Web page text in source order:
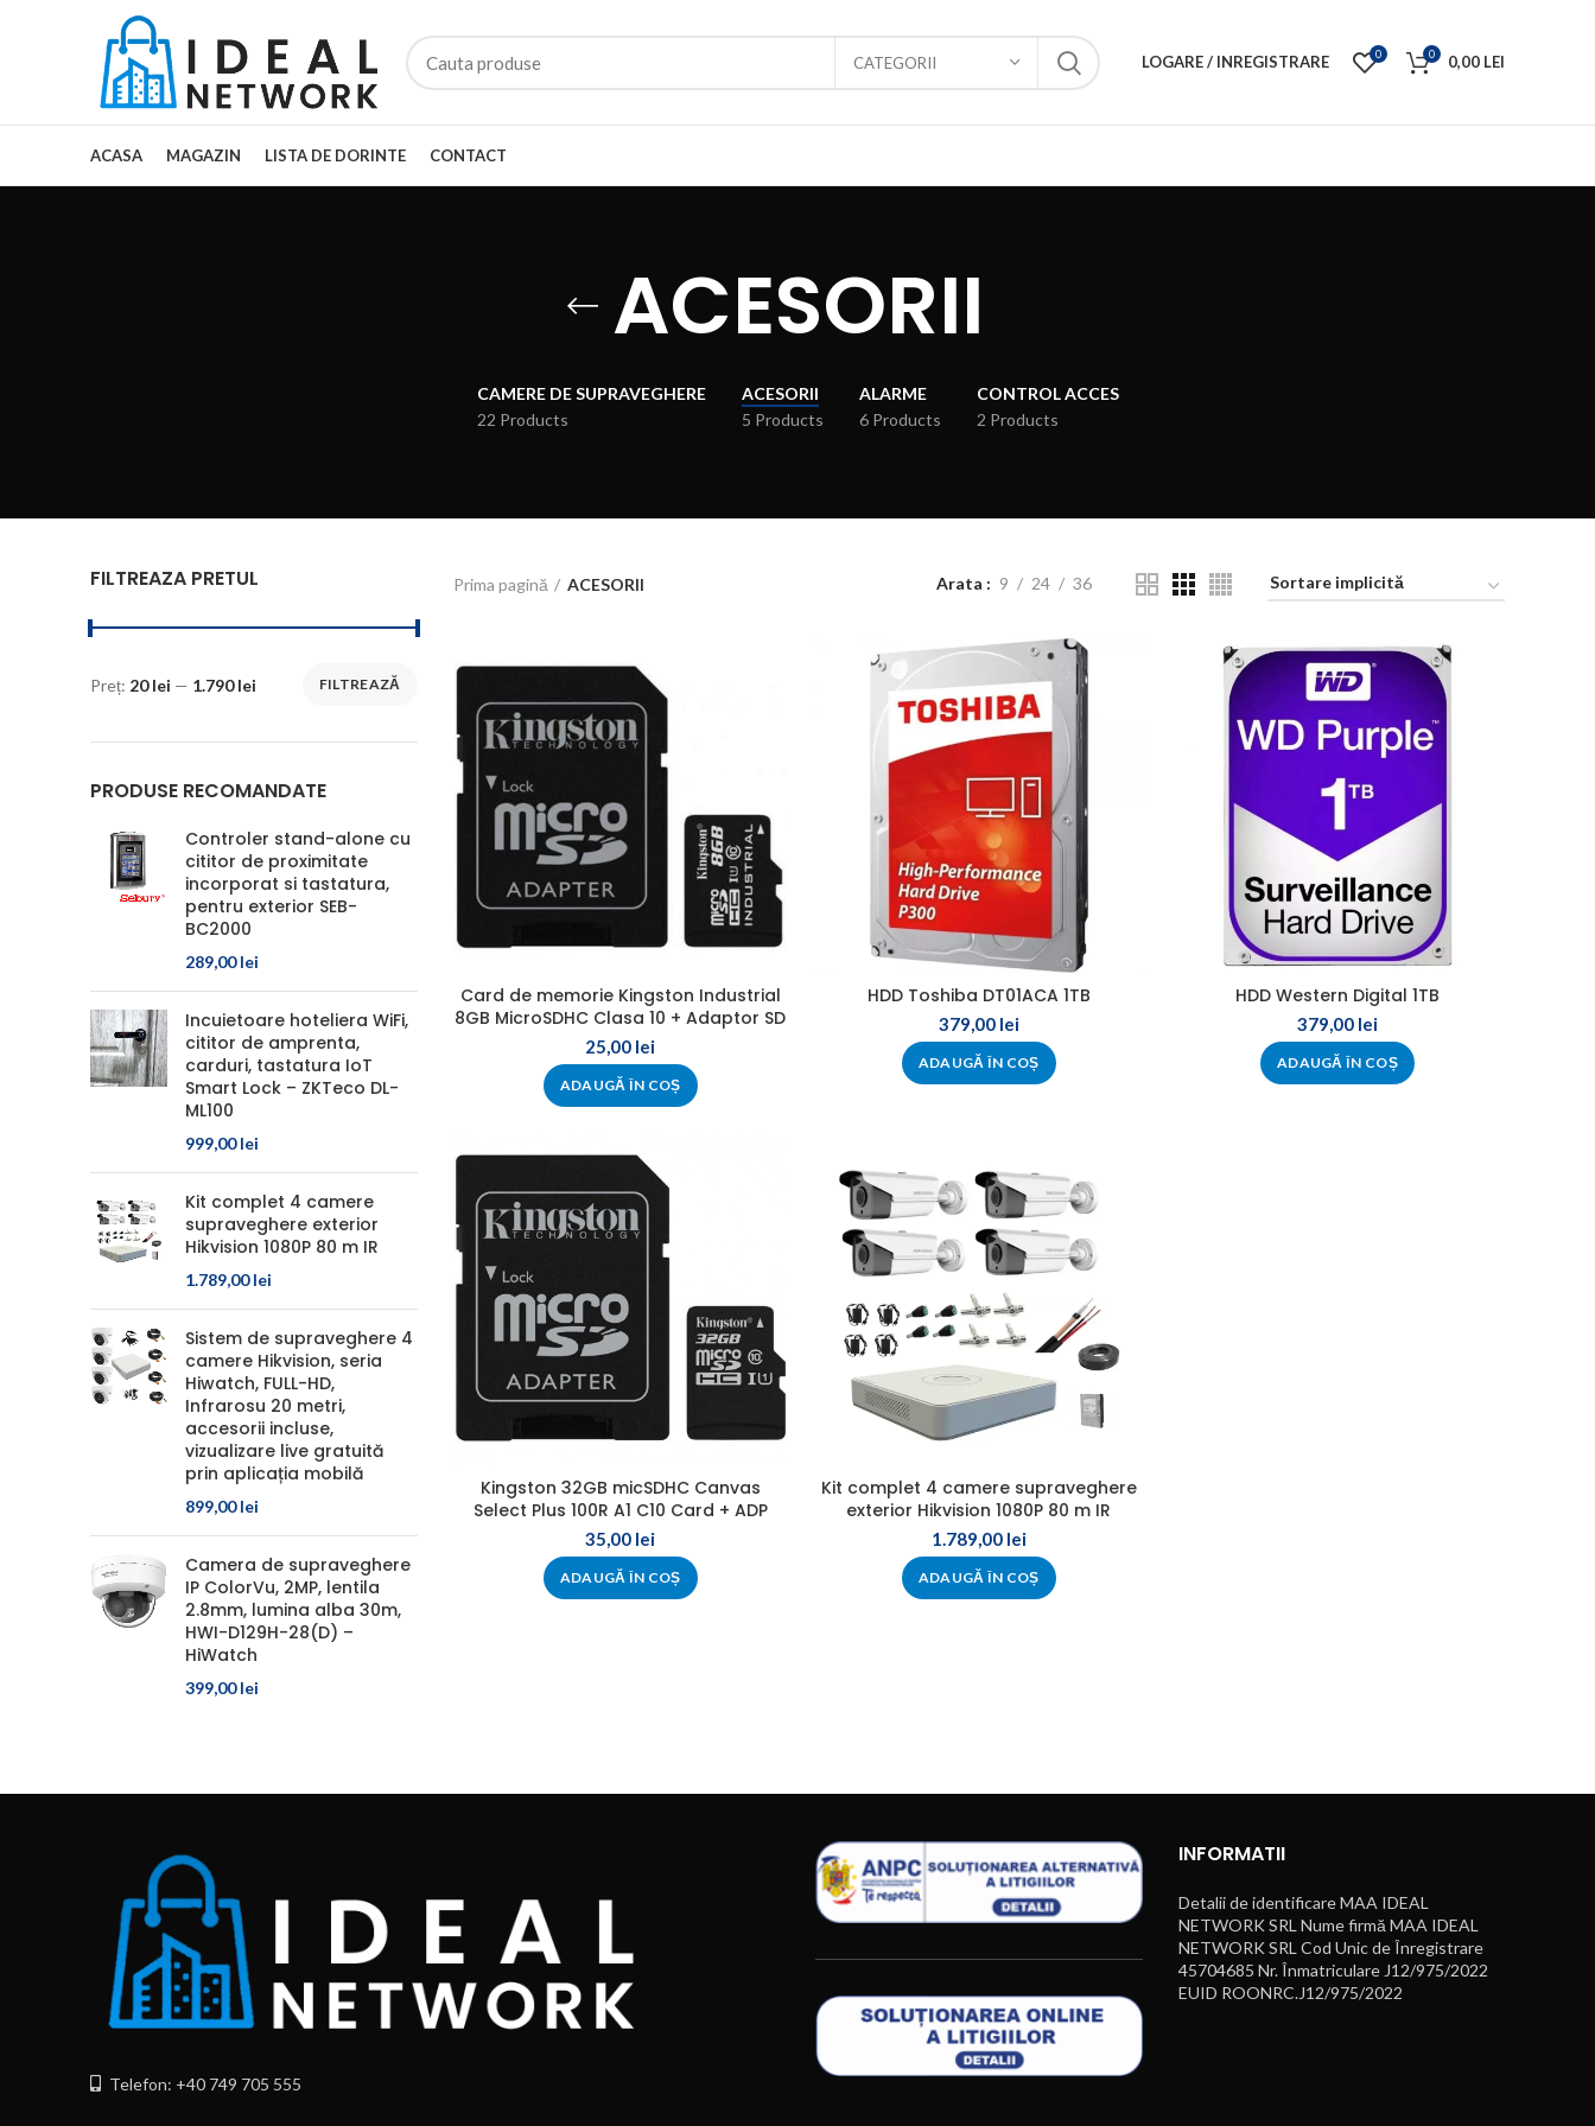
CATEGORII LOGARE / INREGISTRARE 0 0 0,00 LEI
ACASA MAGAZIN LISTA DE DORINTE CONTACT
ACESORII
CAMERE DE SUPRAVEGHERE
22 Products
ACESORII
5 Products
ALARME
6 Products
CONTROL ACCES
2 Products
FILTREAZA PRETUL
FILTREAZĂ
Preț: 20 lei — 1.790 lei
PRODUSE RECOMANDATE
Controler stand-alone cu
cititor de proximitate
incorporat si tastatura,
pentru exterior SEB-
BC2000
289,00lei
Incuietoare hoteliera WiFi,
cititor de amprenta,
carduri, tastatura IoT
Smart Lock – ZKTeco DL-
ML100
999,00lei
Kit complet 4 camere
supraveghere exterior
Hikvision 1080P 80 m IR
1.789,00lei
Sistem de supraveghere 4
camere Hikvision, seria
Hiwatch, FULL-HD,
Infrarosu 20 metri,
accesorii incluse,
vizualizare live gratuită
prin aplicația mobilă
899,00lei
Camera de supraveghere
IP ColorVu, 2MP, lentila
2.8mm, lumina alba 30m,
HWI-D129H-28(D) –
HiWatch
399,00lei
Prima pagină ACESORII Arata 9 24 36
Card de memorie Kingston Industrial
8GB MicroSDHC Clasa 10 + Adaptor SD
25,00 lei
ADAUGĂ ÎN COȘ
HDD Toshiba DT01ACA 1TB
379,00 lei
ADAUGĂ ÎN COȘ
HDD Western Digital 1TB
379,00 lei
ADAUGĂ ÎN COȘ
Kingston 32GB micSDHC Canvas
Select Plus 100R A1 C10 Card + ADP
35,00 lei
ADAUGĂ ÎN COȘ
Kit complet 4 camere supraveghere
exterior Hikvision 1080P 80 m IR
1.789,00 lei
ADAUGĂ ÎN COȘ
Telefon: +40 749 705 555
INFORMATII
Detalii de identificare MAA IDEAL
NETWORK SRL Nume firmă MAA IDEAL
NETWORK SRL Cod Unic de Înregistrare
45704685 Nr. Înmatriculare J12/975/2022
EUID ROONRC.J12/975/2022